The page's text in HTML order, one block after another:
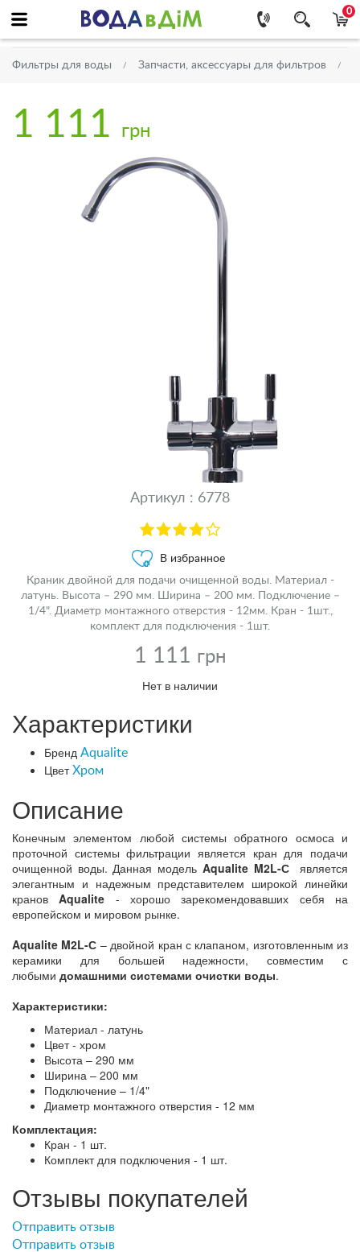
0
Фильтры для воды Запчасти, аксессуары для фильтров
1 111 грн
Артикул : 6778
В избранное
Краник двойной для подачи очищенной воды. Материал -
латунь. Высота – 290 мм. Ширина – 200 мм. Подключение –
1/4". Диаметр монтажного отверстия - 12мм. Кран - 1шт.,
комплект для подключения - 1шт.
1 111 грн
Нет в наличии
Характеристики
Бренд Aqualite
Цвет Хром
Описание
Конечным элементом любой системы обратного осмоса и
проточной системы фильтрации является кран для подачи
очищенной воды. Данная модель Aqualite M2L-Сявляется
элегантным и надежным представителем широкой линейки
крановAqualite - хорошо зарекомендовавших себя на
европейском и мировом рынке.
Aqualite M2L-С – двойной кран с клапаном, изготовленным из
керамики для большей надежности, совместим с
любыми домашними системами очистки воды.
Характеристики:
Материал - латунь
Цвет - хром
Высота – 290 мм
Ширина – 200 мм
Подключение – 1/4"
Диаметр монтажного отверстия - 12 мм
Комплектация:
Кран - 1 шт.
Комплект для подключения - 1 шт.
Отзывы покупателей
Отправить отзыв
Отправить отзыв